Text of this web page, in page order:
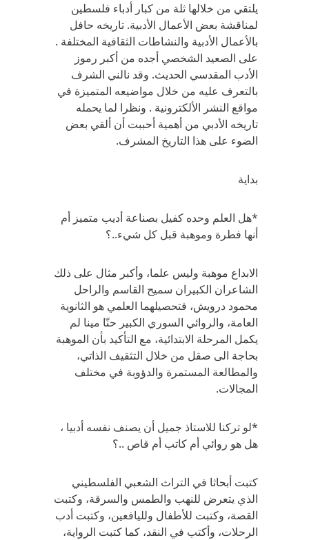
يلتقي من خلالها ثلة من كبار أدباء فلسطين
لمناقشة بعض الأعمال الأدبية. تاريخه حافل
بالأعمال الأدبية والنشاطات الثقافية المختلفة .
على الصعيد الشخصي أجده من أكبر رموز
الأدب المقدسي الحديث. وقد نالني الشرف
بالتعرف عليه من خلال مواضيعه المتميزة في
مواقع النشر الألكترونية . ونظرا لما يحمله
تاريخه الأدبي من أهمية أحببت أن ألقي بعض
الضوء على هذا التاريخ المشرف.
بداية
*هل العلم وحده كفيل بصناعة أديب متميز أم
أنها فطرة وموهبة قبل كل شيء..؟
الابداع موهبة وليس علما، وأكبر مثال على ذلك
الشاعران الكبيران سميح القاسم والراحل
محمود درويش، فتحصيلهما العلمي هو الثانوية
العامة، والروائي السوري الكبير حنّا مينا لم
يكمل المرحلة الابتدائية، مع التأكيد بأن الموهبة
بحاجة الى صقل من خلال التثقيف الذاتي،
والمطالعة المستمرة والدؤوبة في مختلف
المجالات.
*لو تركنا للاستاذ جميل أن يصنف نفسه أدبيا ،
هل هو روائي أم كاتب أم قاص ..؟
كتبت أبحاثا في التراث الشعبي الفلسطيني
الذي يتعرض للنهب والطمس والسرقة، وكتبت
القصة، وكتبت للأطفال ولليافعين، وكتبت أدب
الرحلات، وأكتب في النقد، كما كتبت الرواية،